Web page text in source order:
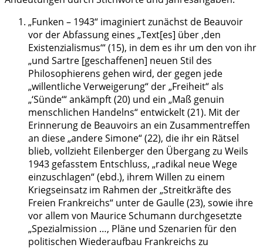
„Funken – 1943“ imaginiert zunächst de Beauvoir
vor der Abfassung eines „Text[es] über ‚den
Existenzialismus‘“ (15), in dem es ihr um den von ihr
„und Sartre [geschaffenen] neuen Stil des
Philosophierens gehen wird, der gegen jede
„willentliche Verweigerung“ der „Freiheit“ als
„‘Sünde‘“ ankämpft (20) und ein „Maß genuin
menschlichen Handelns“ entwickelt (21). Mit der
Erinnerung de Beauvoirs an ein Zusammentreffen
an diese „andere Simone“ (22), die ihr ein Rätsel
blieb, vollzieht Eilenberger den Übergang zu Weils
1943 gefasstem Entschluss, „radikal neue Wege
einzuschlagen“ (ebd.), ihrem Willen zu einem
Kriegseinsatz im Rahmen der „Streitkräfte des
Freien Frankreichs“ unter de Gaulle (23), sowie ihre
vor allem von Maurice Schumann durchgesetzte
„Spezialmission …, Pläne und Szenarien für den
politischen Wiederaufbau Frankreichs zu